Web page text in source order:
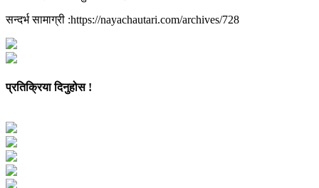
सन्दर्भ सामाग्री :https://nayachautari.com/archives/728
प्रतिक्रिया दिनुहोस !